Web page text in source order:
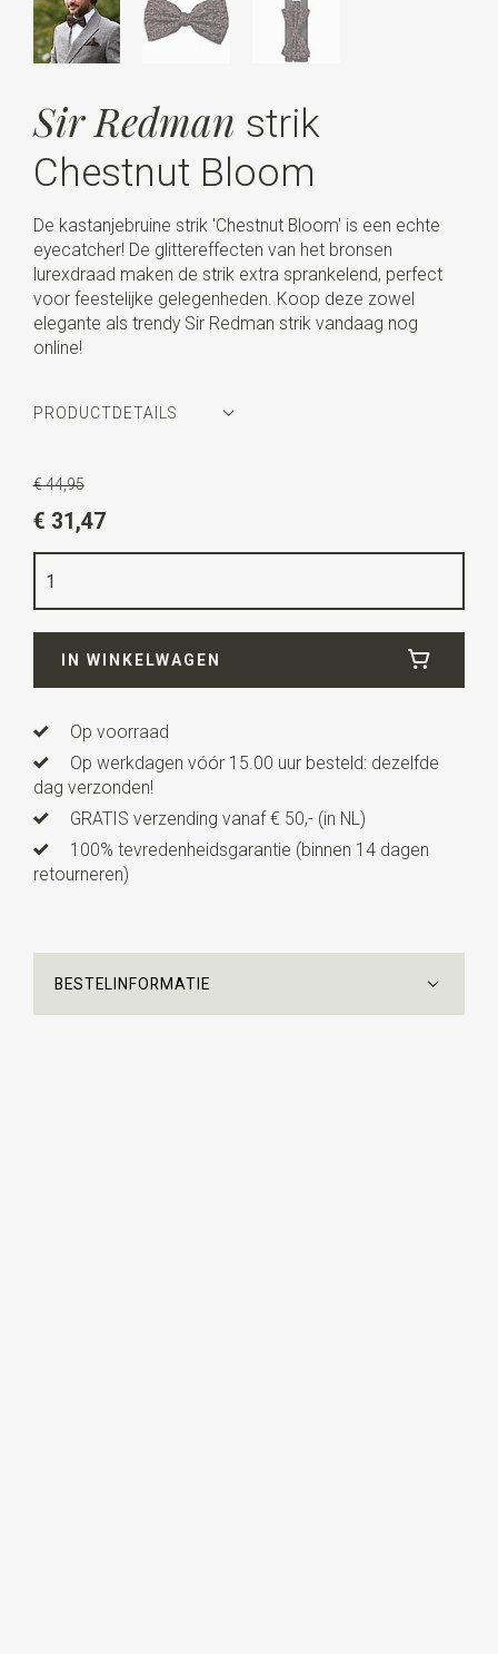
Sir Redman strik
Chestnut Bloom
De kastanjebruine strik 'Chestnut Bloom' is een echte
eyecatcher! De glittereffecten van het bronsen
lurexdraad maken de strik extra sprankelend, perfect
voor feestelijke gelegenheden. Koop deze zowel
elegante als trendy Sir Redman strik vandaag nog
online!
PRODUCTDETAILS
Kleur
bruin / koper glitter
Kwaliteitgeweven polyester met ingeweven lurex
draad voor een extra schitterend effect.
Breedte7 cm
Lengte12 cm
verstelbaar bandje.
€ 44,95
€ 31,47
IN WINKELWAGEN
Op voorraad
Op werkdagen vóór 15.00 uur besteld: dezelfde
dag verzonden!
GRATIS verzending vanaf € 50,- (in NL)
100% tevredenheidsgarantie (binnen 14 dagen
retourneren)
BESTELINFORMATIE